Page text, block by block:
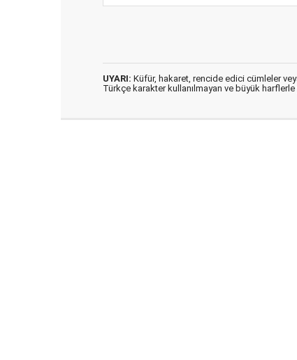
UYARI: Küfür, hakaret, rencide edici cümleler
Türkçe karakter kullanılmayan ve büyük